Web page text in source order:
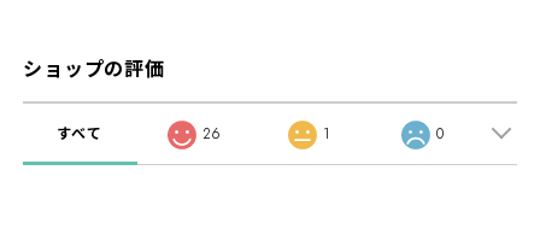
ショップの評価
すべて 26 1 0